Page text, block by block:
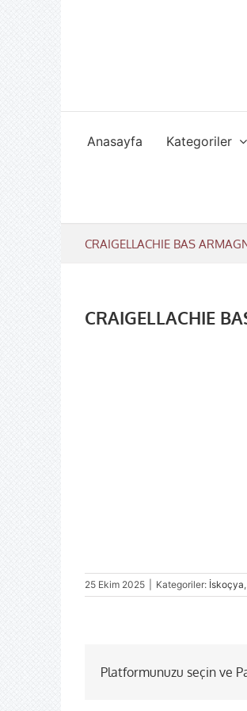
Anasayfa Kategoriler
CRAIGELLACHIE BAS
CRAIGELLACHIE
25 Ekim 2025 Kategoriler: İskoçya,
Platformunuzu seçin ve